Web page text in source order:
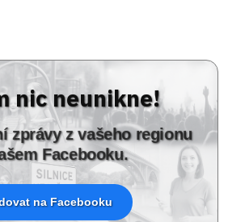
nic neunikne!
zprávy z vašeho regionu
Facebooku.
na Facebooku